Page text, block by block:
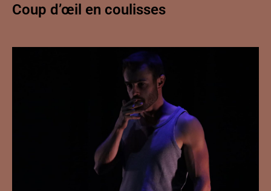
Coup d’œil en coulisses